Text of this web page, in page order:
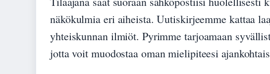
näkökulmia eri aiheista. Uutiskirjeemme kattaa
yhteiskunnan ilmiöt. Pyrimme tarjoamaan
jotta voit muodostaa oman mielipiteesi